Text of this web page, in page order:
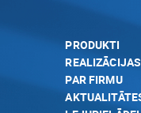
PRODUKTI
REALIZĀCIJAS
PAR FIRMU